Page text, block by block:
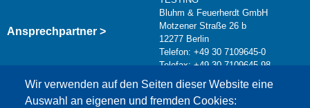
Wir verwenden auf den Seiten dieser Website eine
Auswahl an eigenen und fremden Cookies:
Ansprechpartner >
Bluhm & Feuerherdt GmbH
Motzener Straße 26 b
12277 Berlin
Telefon: +49 30 7109645-0
Telefax: +49 30 7109645-98
info@testing.de